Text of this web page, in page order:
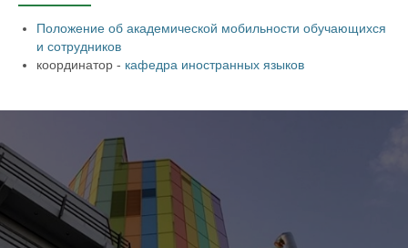
Положение об академической мобильности обучающихся
и сотрудников
координатор - кафедра иностранных языков